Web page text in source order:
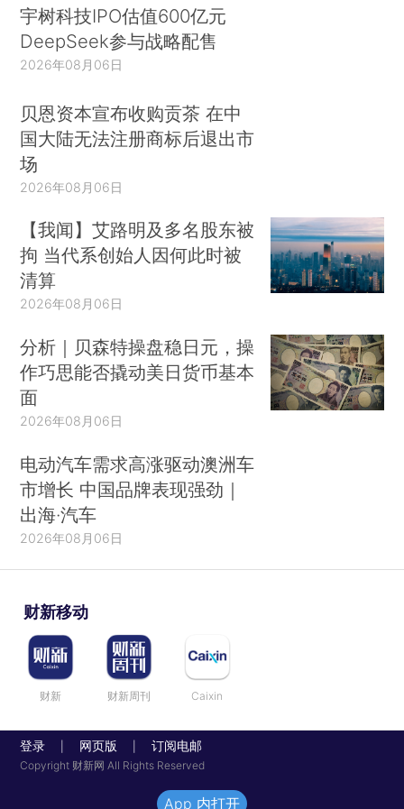
宇树科技IPO估值600亿元
DeepSeek参与战略配售
2026年08月06日
贝恩资本宣布收购贡茶 在中
国大陆无法注册商标后退出市
场
2026年08月06日
【我闻】艾路明及多名股东被
拘 当代系创始人因何此时被
清算
2026年08月06日
分析｜贝森特操盘稳日元，操
作巧思能否撬动美日货币基本
面
2026年08月06日
电动汽车需求高涨驱动澳洲车
市增长 中国品牌表现强劲｜
出海·汽车
2026年08月06日
财新移动
财新 财新周刊 Caixin
登录 网页版 订阅电邮
Copyright 财新网 All Rights Reserved
App 内打开